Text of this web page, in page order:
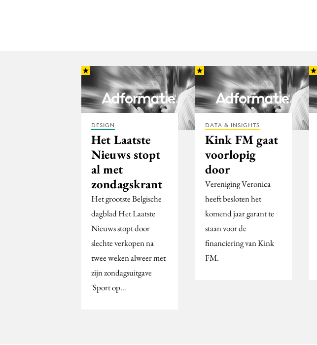
DESIGN
Het Laatste
Nieuws stopt
al met
zondagskrant
Het grootste Belgische
dagblad Het Laatste
Nieuws stopt door
slechte verkopen na
twee weken alweer met
zijn zondagsuitgave
'Sport op…
DATA & INSIGHTS
Kink FM gaat
voorlopig
door
Vereniging Veronica
heeft besloten het
komend jaar garant te
staan voor de
financiering van Kink
FM.